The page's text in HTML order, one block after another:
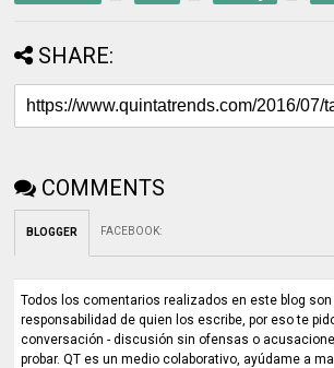
SHARE:
COMMENTS
BLOGGER FACEBOOK:
Todos los comentarios realizados en este blog
responsabilidad de quien los escribe, por eso te
conversación - discusión sin ofensas o
probar. QT es un medio colaborativo, ayúdame a